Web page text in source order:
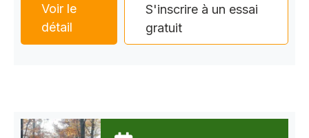
Voir le
détail
S'inscrire à un essai
gratuit